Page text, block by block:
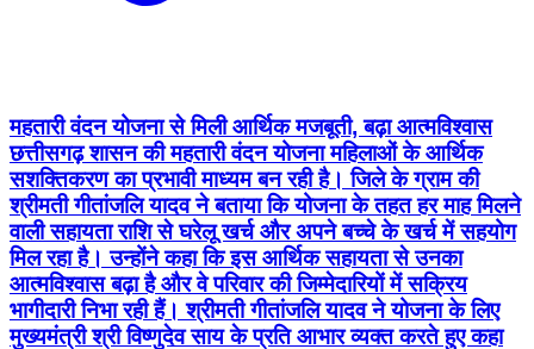
महतारी वंदन योजना से मिली आर्थिक मजबूती, बढ़ा आत्मविश्वास
छत्तीसगढ़ शासन की महतारी वंदन योजना महिलाओं के आर्थिक
सशक्तिकरण का प्रभावी माध्यम बन रही है। जिले के ग्राम की
श्रीमती गीतांजलि यादव ने बताया कि योजना के तहत हर माह मिलने
वाली सहायता राशि से घरेलू खर्च और अपने बच्चे के खर्च में सहयोग
मिल रहा है। उन्होंने कहा कि इस आर्थिक सहायता से उनका
आत्मविश्वास बढ़ा है और वे परिवार की जिम्मेदारियों में सक्रिय
भागीदारी निभा रही हैं। श्रीमती गीतांजलि यादव ने योजना के लिए
मुख्यमंत्री श्री विष्णुदेव साय के प्रति आभार व्यक्त करते हुए कहा